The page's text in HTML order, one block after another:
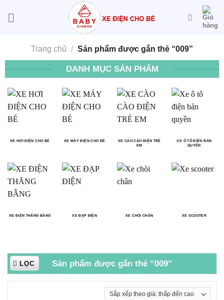
Trang chủ / Sản phẩm được gắn thẻ “009”
DANH MỤC SẢN PHẨM
XE HƠI ĐIỆN CHO BÉ XE MÁY ĐIỆN CHO BÉ
XE CÀO CÀO ĐIỆN TRẺ
EM
XE Ô TÔ ĐIỆN BẢN
QUYỀN
XE ĐIỆN THĂNG BẰNG XE ĐẠP ĐIỆN XE CHÒI CHÂN XE SCOOTER
Sản phẩm được gắn thẻ “009”
LỌC